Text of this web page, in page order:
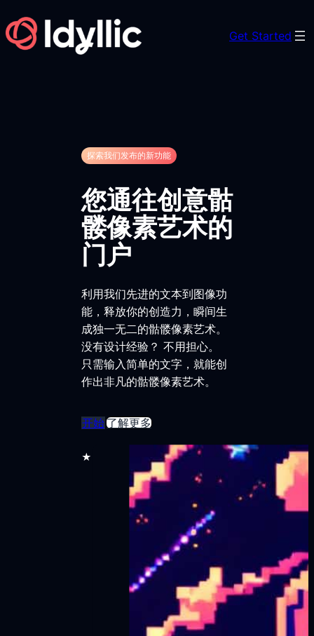
Skip
to
content
Get Started
探索我们发布的新功能
您通往创意骷
髅像素艺术的
门户
利用我们先进的文本到图像功
能，释放你的创造力，瞬间生
成独一无二的骷髅像素艺术。
没有设计经验？ 不用担心。
只需输入简单的文字，就能创
作出非凡的骷髅像素艺术。
开始了解更多
★★★★★ 30,000 多名用户